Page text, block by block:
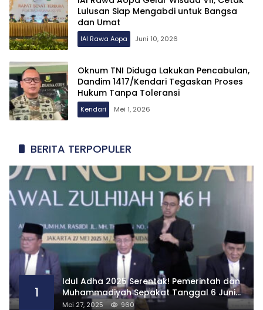
Lulusan Siap Mengabdi untuk Bangsa
dan Umat
IAI Rawa Aopa Juni 10, 2026
Oknum TNI Diduga Lakukan Pencabulan,
Dandim 1417/Kendari Tegaskan Proses
Hukum Tanpa Toleransi
Kendari Mei 1, 2026
BERITA TERPOPULER
1
Idul Adha 2025 Serentak! Pemerintah dan
Muhammadiyah Sepakat Tanggal 6 Juni
2025
Mei 27, 2025 960